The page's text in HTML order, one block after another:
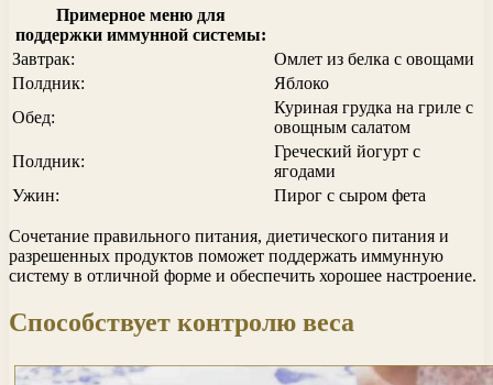
Примерное меню для
поддержки иммунной системы:
Завтрак:
Омлет из белка с овощами
Полдник:
Яблоко
Обед:
Куриная грудка на гриле с
овощным салатом
Полдник:
Греческий йогурт с
ягодами
Ужин:
Пирог с сыром фета
Сочетание правильного питания, диетического питания и
разрешенных продуктов поможет поддержать иммунную
систему в отличной форме и обеспечить хорошее настроение.
Способствует контролю веса